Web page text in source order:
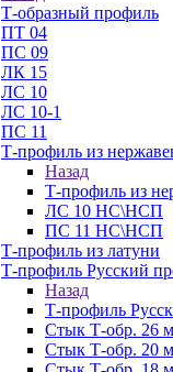
Т-образный профиль
ПТ 04
ПС 09
ЛК 15
ЛС 10
ЛС 10-1
ПС 11
Т-профиль из
Назад
Т-профиль из
ЛС 10 НС\НСП
ПС 11 НС\НСП
Т-профиль из латуни
Т-профиль Русский
Назад
Т-профиль
Стык Т-обр. 26
Стык Т-обр. 20